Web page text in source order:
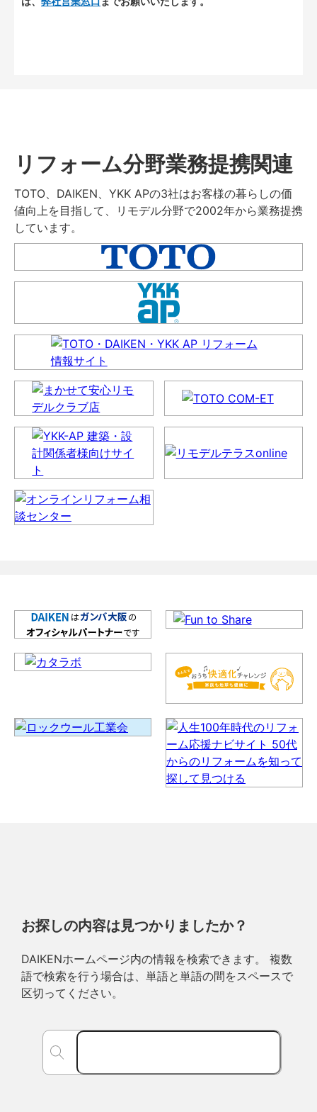
リフォーム分野業務提携関連
TOTO、DAIKEN、YKK APの3社はお客様の暮らしの価
値向上を目指して、リモデル分野で2002年から業務提携
しています。
お探しの内容は見つかりましたか？
DAIKENホームページ内の情報を検索できます。 複数
語で検索を行う場合は、単語と単語の間をスペースで
区切ってください。